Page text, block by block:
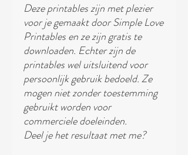
Deze printables zijn met plezier
voor je gemaakt door Simple Love
Printables en ze zijn gratis te
downloaden. Echter zijn de
printables wel uitsluitend voor
persoonlijk gebruik bedoeld. Ze
mogen niet zonder toestemming
gebruikt worden voor
commerciele doeleinden.
Deel je het resultaat met me?